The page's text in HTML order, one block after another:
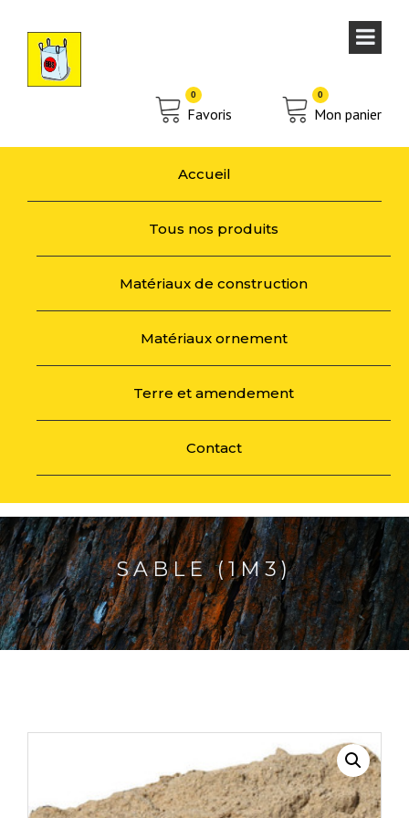
Favoris
0
Mon panier
0
Accueil
Tous nos produits
Matériaux de construction
Matériaux ornement
Terre et amendement
Contact
SABLE (1M3)